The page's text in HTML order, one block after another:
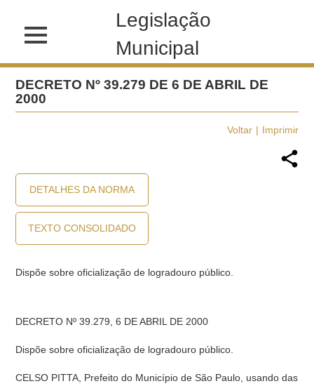
Legislação
Municipal
DECRETO Nº 39.279 DE 6 DE ABRIL DE
2000
Voltar Imprimir
DETALHES DA NORMA
TEXTO CONSOLIDADO
Dispõe sobre oficialização de logradouro público.
DECRETO Nº 39.279, 6 DE ABRIL DE 2000
Dispõe sobre oficialização de logradouro público.
CELSO PITTA, Prefeito do Município de São Paulo, usando das